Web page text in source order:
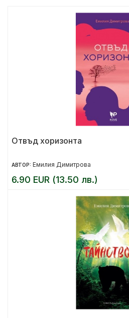
Отвъд хоризонта
АВТОР: Емилия Димитрова
6.90 EUR (13.50 лв.)